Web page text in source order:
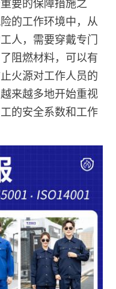
要的保障措施之
的工作环境中，从
人，需要穿戴专门
阻燃材料，可以有
火源对工作人员的
来越多地开始重视
的安全系数和工作